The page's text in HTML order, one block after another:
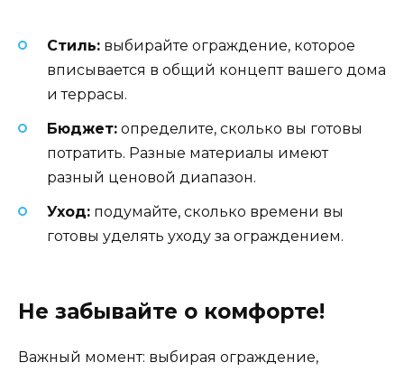
Стиль: выбирайте ограждение, которое
вписывается в общий концепт вашего дома
и террасы.
Бюджет: определите, сколько вы готовы
потратить. Разные материалы имеют
разный ценовой диапазон.
Уход: подумайте, сколько времени вы
готовы уделять уходу за ограждением.
Не забывайте о комфорте!
Важный момент: выбирая ограждение,